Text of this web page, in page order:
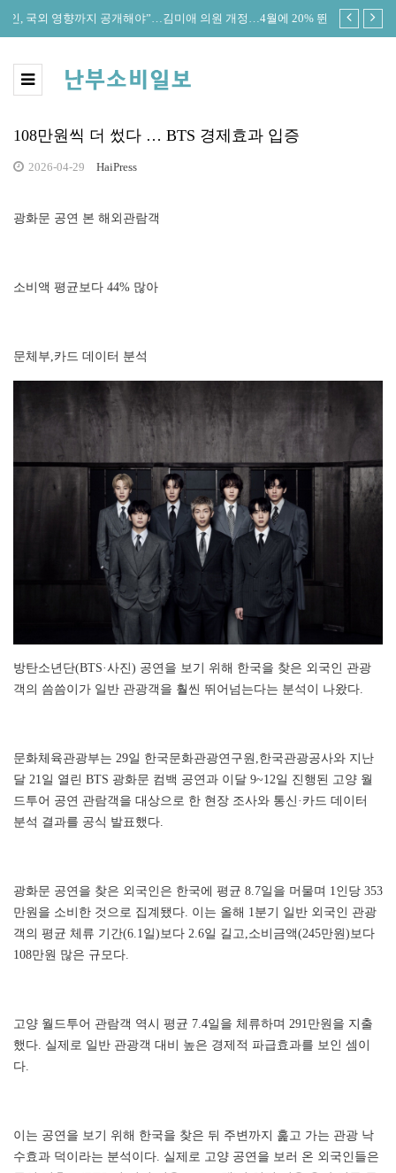
개정안 4월에 20% 뛴 석유값, 이제 시작이라는데…중동발 물가쇼크 전
방위 확산
한은
커졌
108만원씩 더 썼다 … BTS 경제효과 입증
2026-04-29 HaiPress
광화문 공연 본 해외관람객
소비액 평균보다 44% 많아
문체부,카드 데이터 분석
방탄소년단(BTS·사진) 공연을 보기 위해 한국을 찾은 외국인 관광
객의 씀씀이가 일반 관광객을 훨씬 뛰어넘는다는 분석이 나왔다.
문화체육관광부는 29일 한국문화관광연구원,한국관광공사와 지난
달 21일 열린 BTS 광화문 컴백 공연과 이달 9~12일 진행된 고양 월
드투어 공연 관람객을 대상으로 한 현장 조사와 통신·카드 데이터
분석 결과를 공식 발표했다.
광화문 공연을 찾은 외국인은 한국에 평균 8.7일을 머물며 1인당 353
만원을 소비한 것으로 집계됐다. 이는 올해 1분기 일반 외국인 관광
객의 평균 체류 기간(6.1일)보다 2.6일 길고,소비금액(245만원)보다
108만원 많은 규모다.
고양 월드투어 관람객 역시 평균 7.4일을 체류하며 291만원을 지출
했다. 실제로 일반 관광객 대비 높은 경제적 파급효과를 보인 셈이
다.
이는 공연을 보기 위해 한국을 찾은 뒤 주변까지 훑고 가는 관광 낙
수효과 덕이라는 분석이다. 실제로 고양 공연을 보러 온 외국인들은